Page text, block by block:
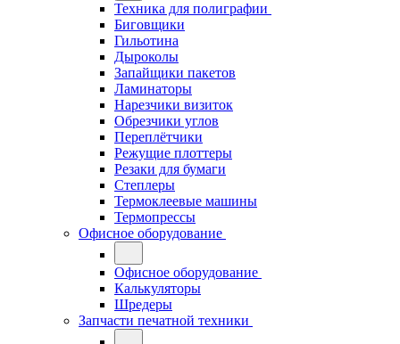
Техника для полиграфии
Биговщики
Гильотина
Дыроколы
Запайщики пакетов
Ламинаторы
Нарезчики визиток
Обрезчики углов
Переплётчики
Режущие плоттеры
Резаки для бумаги
Степлеры
Термоклеевые машины
Термопрессы
Офисное оборудование
Офисное оборудование
Калькуляторы
Шредеры
Запчасти печатной техники